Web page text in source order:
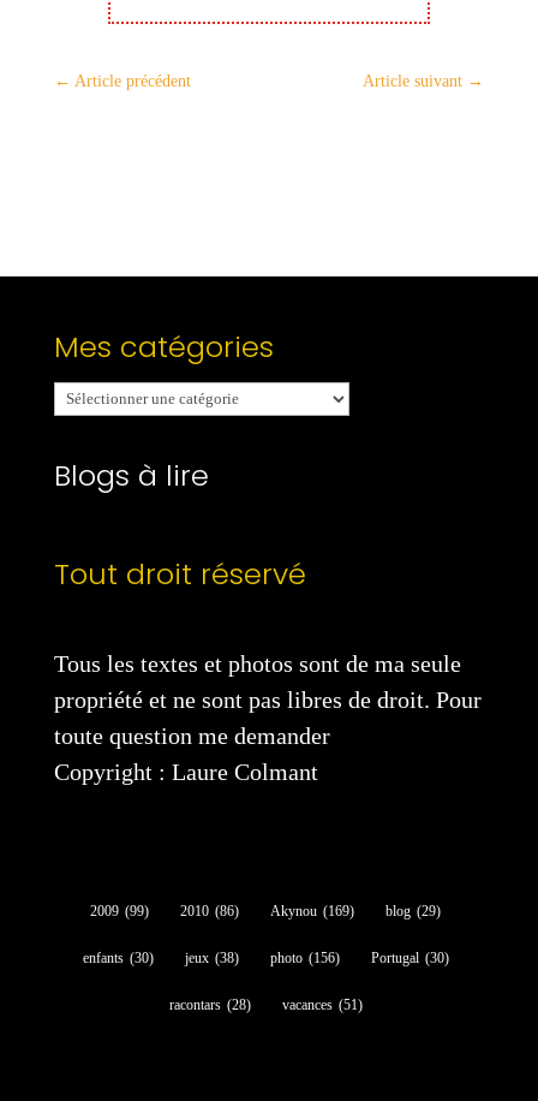
← Article précédent Article suivant →
Mes catégories
Mes
catégories
Blogs à lire
Tout droit réservé
Tous les textes et photos sont de ma seule
propriété et ne sont pas libres de droit. Pour
toute question me demander
Copyright : Laure Colmant
2009 (99) 2010 (86) Akynou (169) blog (29)
enfants (30) jeux (38) photo (156) Portugal (30)
racontars (28) vacances (51)